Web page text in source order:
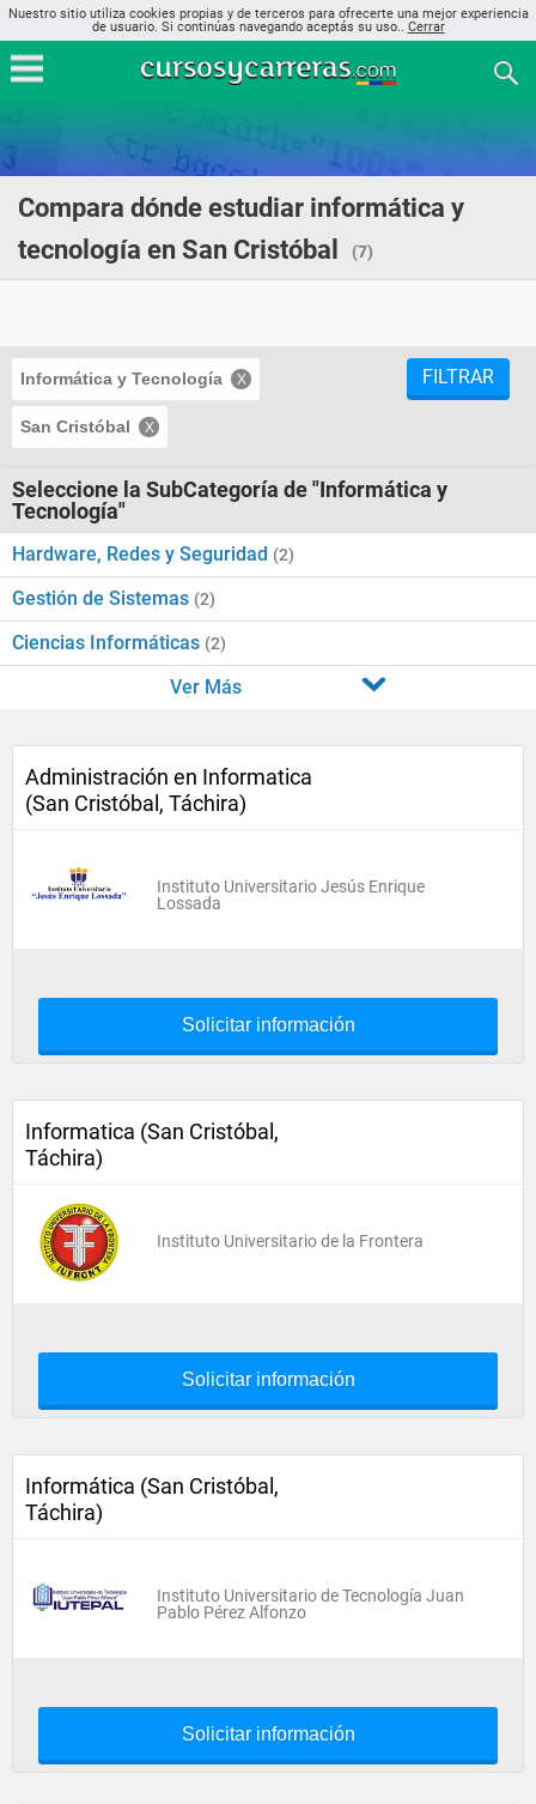
Nuestro sitio utiliza cookies propias y de terceros para ofrecerte una mejor experiencia
de usuario. Si continúas navegando aceptás su uso.. Cerrar
Compara dónde estudiar informática y
tecnología en San Cristóbal
(7)
Informática y Tecnología
San Cristóbal
FILTRAR
Seleccione la SubCategoría de "Informática y
Tecnología"
Hardware, Redes y Seguridad (2)
Gestión de Sistemas (2)
Ciencias Informáticas (2)
Ver Más
Administración en Informatica
(San Cristóbal, Táchira)
Instituto Universitario Jesús Enrique
Lossada
Solicitar información
Informatica (San Cristóbal,
Táchira)
Instituto Universitario de la Frontera
Solicitar información
Informática (San Cristóbal,
Táchira)
Instituto Universitario de Tecnología Juan
Pablo Pérez Alfonzo
Solicitar información